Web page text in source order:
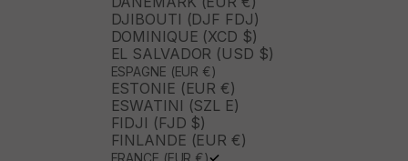
DJIBOUTI (DJF FDJ)
DOMINIQUE (XCD $)
EL SALVADOR (USD $)
ESPAGNE (EUR €)
ESTONIE (EUR €)
ESWATINI (SZL E)
FIDJI (FJD $)
FINLANDE (EUR €)
FRANCE (EUR €)